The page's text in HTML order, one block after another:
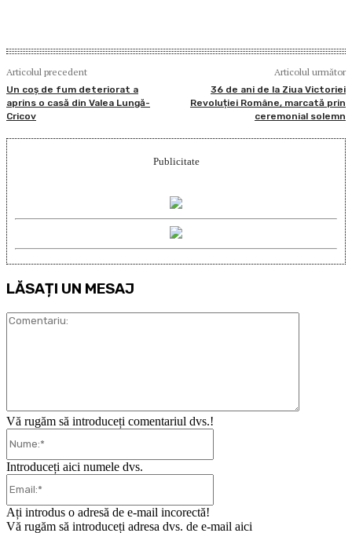
Articolul precedent
Un coș de fum deteriorat a
aprins o casă din Valea Lungă-
Cricov
Articolul următor
36 de ani de la Ziua Victoriei
Revoluției Române, marcată prin
ceremonial solemn
Publicitate
LĂSAȚI UN MESAJ
Vă rugăm să introduceți comentariul dvs.!
Introduceți aici numele dvs.
Ați introdus o adresă de e-mail incorectă!
Vă rugăm să introduceți adresa dvs. de e-mail aici